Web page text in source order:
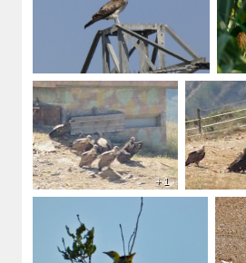
+ 1